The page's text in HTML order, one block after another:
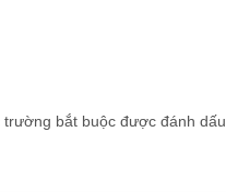
trường bắt buộc được đánh dấu